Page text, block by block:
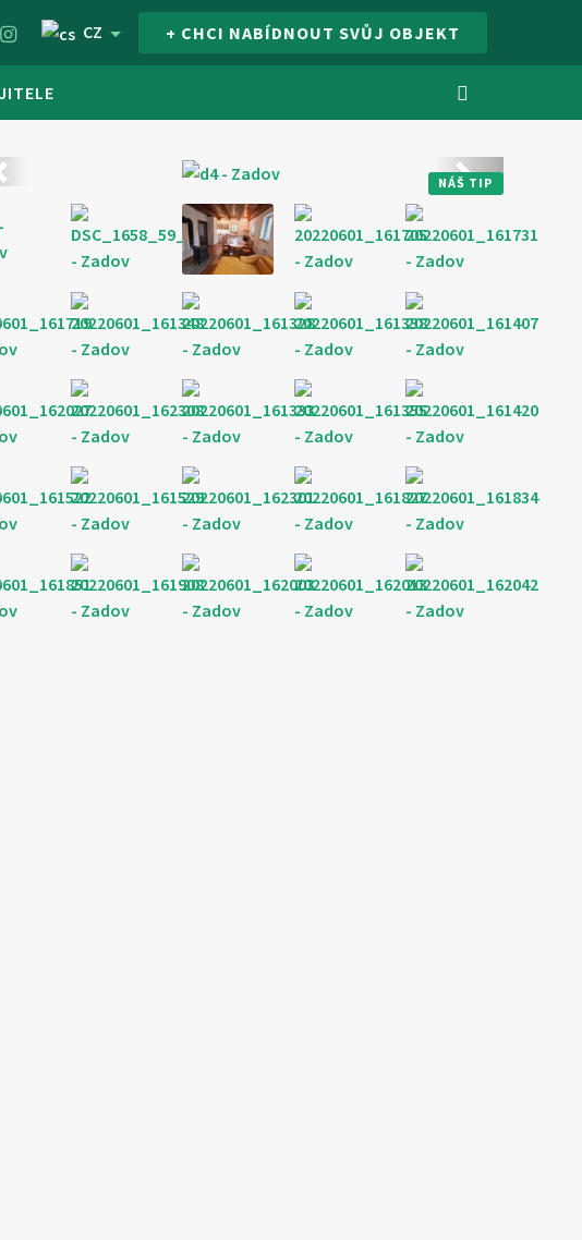
CZ + CHCI NABÍDNOUT SVŮJ OBJEKT
Další
NÁŠ TIP